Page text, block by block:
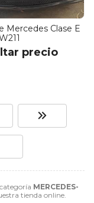
MERCEDES-
tienda online.
Mercedes Clase E
precio